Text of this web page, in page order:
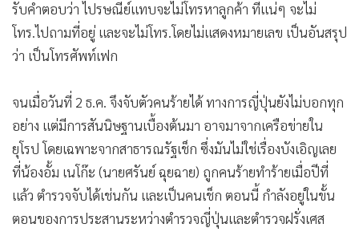
รับคำตอบว่า ไปรษณีย์แทบจะไม่โทรหาลูกค้า ที่แน่ๆ จะไม่
โทร.ไปถามที่อยู่ และจะไม่โทร.โดยไม่แสดงหมายเลข เป็นอันสรุป
ว่า เป็นโทรศัพท์เฟก
จนเมื่อวันที่ 2 ธ.ค. จึงจับตัวคนร้ายได้ ทางการญี่ปุ่นยังไม่บอกทุก
อย่าง แต่มีการสันนิษฐานเบื้องต้นมา อาจมาจากเครือข่ายใน
ยุโรป โดยเฉพาะจากสาธารณรัฐเช็ก ซึ่งมันไม่ใช่เรื่องบังเอิญเลย
ที่น้องอั้ม เนโก๊ะ (นายศรันย์ ฉุยฉาย) ถูกคนร้ายทำร้ายเมื่อปีที่
แล้ว ตำรวจจับได้เช่นกัน และเป็นคนเช็ก ตอนนี้ กำลังอยู่ในขั้น
ตอนของการประสานระหว่างตำรวจญี่ปุ่นและตำรวจฝรั่งเศส